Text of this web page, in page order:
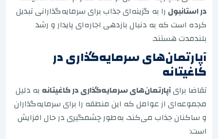
در استانبول را به گزینه‌ای جذاب برای سرمایه‌گذارانی تبدیل
کرده است که به دنبال بازدهی اجاره‌ای پایدار و رشد
بلندمدت هستند.
آپارتمان‌های سرمایه‌گذاری در
کاغیتانه
تقاضا برایآپارتمان‌های سرمایه‌گذاری در کاغیتانه به دلیل
مجموعه‌ای از عوامل که این منطقه را برای سرمایه‌گذاران
و ساکنان جذاب می‌کند، به‌طور چشمگیری در حال افزایش
است: